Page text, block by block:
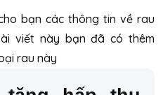
bạn các thông tin về rau
viết này bạn đã có thêm
rau này